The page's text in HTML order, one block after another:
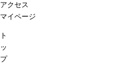
アクセス
マイページ
ト
ッ
プ